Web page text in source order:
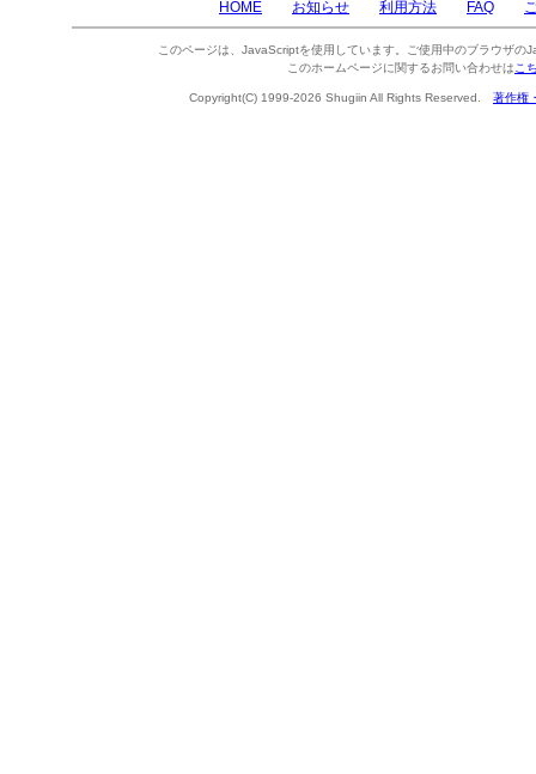
HOME お知らせ 利用方法 FAQ
このページは、JavaScriptを使用しています。ご使用中のブラウザの
このホームページに関するお問い合わせは こ
Copyright(C) 1999-2026 Shugiin All Rights Reserved. 著作権